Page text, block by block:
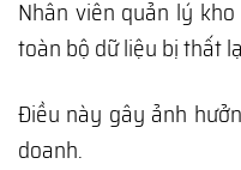
Nhân viên quản lý
toàn bộ dữ liệu bị thất
Điều này gây ảnh
doanh.